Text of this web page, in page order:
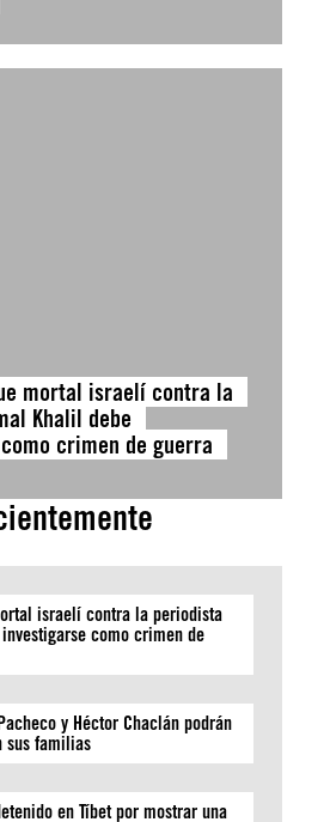
mortal israelí contra la
Khalil debe
crimen de guerra
israelí contra la periodista
como crimen de
y Héctor Chaclán podrán
sus familias
en Tíbet por mostrar una